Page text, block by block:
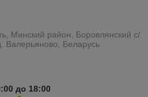
Минский район, Боровлянский с/
Валерьяново, Беларусь
до 18:00